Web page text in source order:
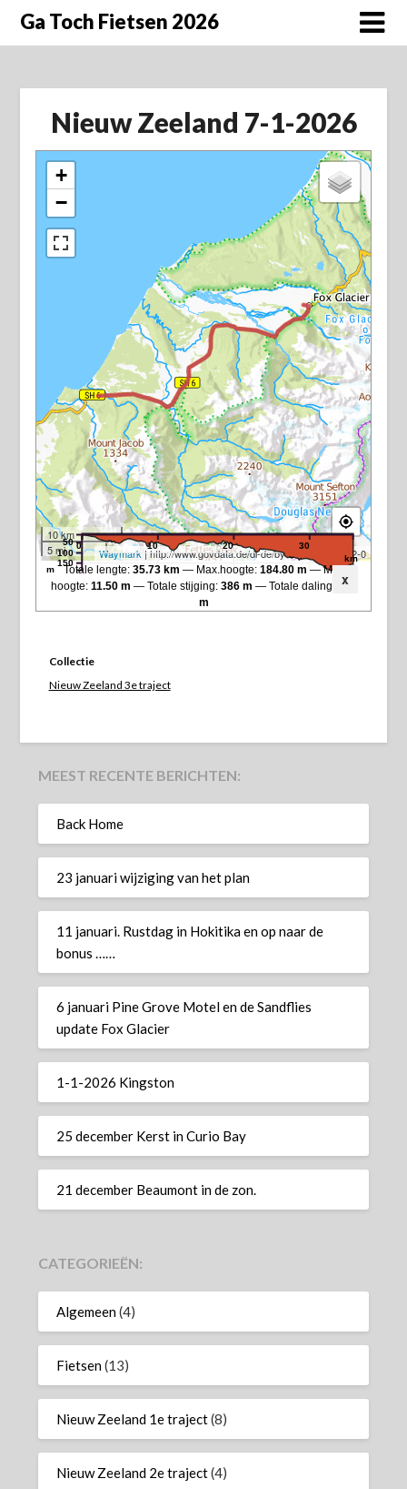
Doorgaan
naar
Ga Toch Fietsen 2026
Nieuw Zeeland 7-1-2026
+
−
10 km
5 mi
Waymark | http://www.govdata.de/dl-de/by-2-0">dl-de/by-2-0
x
0 10 20 30
km
50
100
150
m Totale lengte: 35.73 km Max.hoogte: 184.80 m
Min.
hoogte: 11.50 m Totale stijging: 386 m Totale daling:
243
m
Collectie
Nieuw Zeeland 3e traject
MEEST RECENTE BERICHTEN:
Back Home
23 januari wijziging van het plan
11 januari. Rustdag in Hokitika en op naar de
bonus ……
6 januari Pine Grove Motel en de Sandflies
update Fox Glacier
1-1-2026 Kingston
25 december Kerst in Curio Bay
21 december Beaumont in de zon.
CATEGORIEËN:
Algemeen(4)
Fietsen(13)
Nieuw Zeeland 1e traject(8)
Nieuw Zeeland 2e traject(4)